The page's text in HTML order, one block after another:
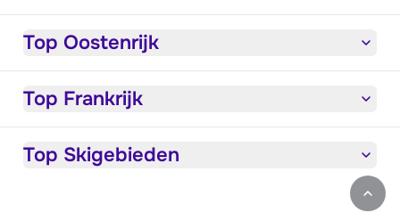
Top Oostenrijk
Top Frankrijk
Top Skigebieden